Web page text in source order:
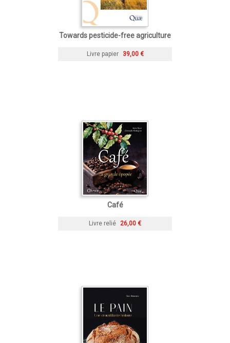
Towards pesticide-free agriculture
Livre papier 39,00 €
Café
Livre relié 26,00 €